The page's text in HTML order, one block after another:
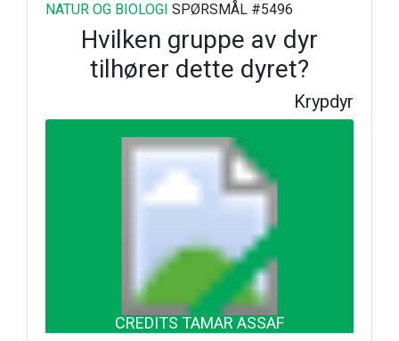
NATUR OG BIOLOGI SPØRSMÅL #5496
Hvilken gruppe av dyr
tilhører dette dyret?
Krypdyr
CREDITS TAMAR ASSAF